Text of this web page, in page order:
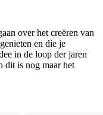
over het creëren van
en die je
in de loop der jaren
dit is nog maar het